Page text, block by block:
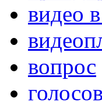
видео
вопрос